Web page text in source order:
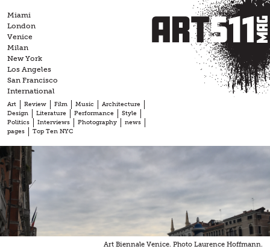
to
content
Miami
London
Venice
Milan
New York
Los Angeles
San Francisco
International
Art Review Film Music
Architecture
Design
Literature Performance
Style
Politics
Interviews Photography
news
pages
Top Ten NYC
Art Biennale Venice. Photo Laurence Hoffmann.